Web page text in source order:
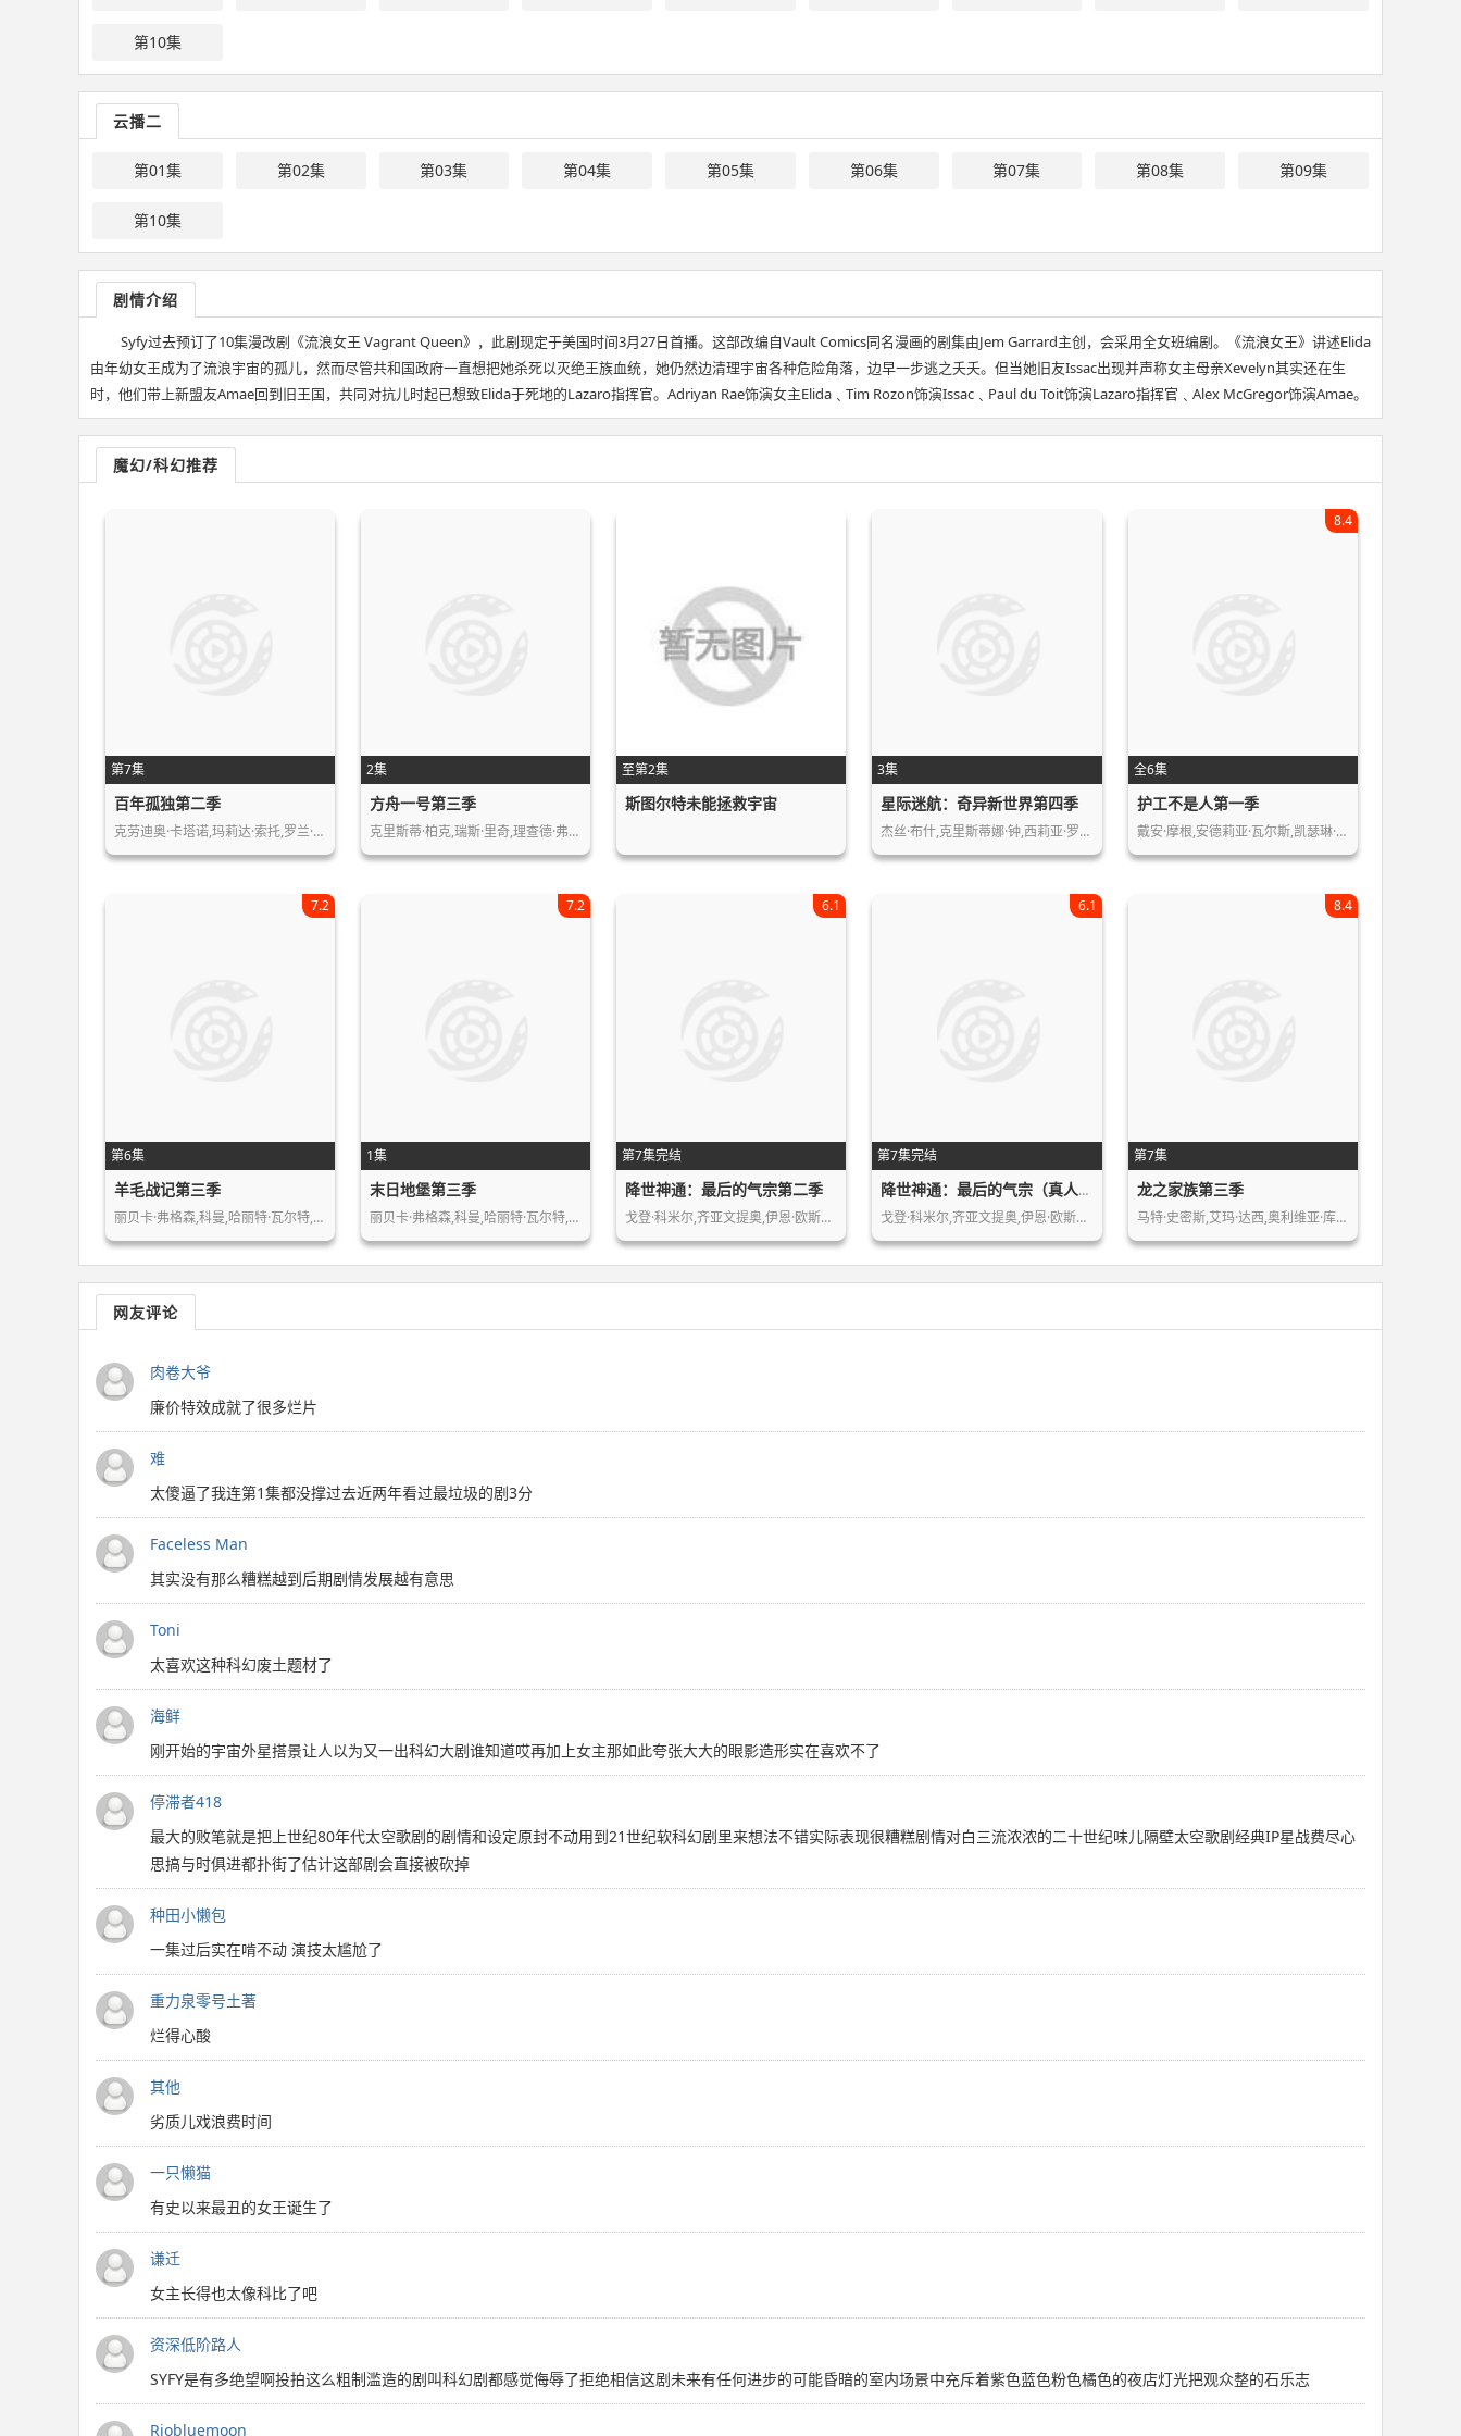
第10集
云播二
第01集 第02集 第03集 第04集 第05集 第06集 第07集 第08集 第09集
第10集
剧情介绍
Syfy过去预订了10集漫改剧《流浪女王 Vagrant Queen》，此剧现定于美国时间3月27日首播。这部改编自Vault Comics同名漫画的剧集由Jem Garrard主创，会采用全女班编剧。《流浪女王》讲述Elida
由年幼女王成为了流浪宇宙的孤儿，然而尽管共和国政府一直想把她杀死以灭绝王族血统，她仍然边清理宇宙各种危险角落，边早一步逃之夭夭。但当她旧友Issac出现并声称女主母亲Xevelyn其实还在生
时，他们带上新盟友Amae回到旧王国，共同对抗儿时起已想致Elida于死地的Lazaro指挥官。Adriyan Rae饰演女主Elida﹑Tim Rozon饰演Issac﹑Paul du Toit饰演Lazaro指挥官﹑Alex McGregor饰演Amae。
魔幻/科幻推荐
第7集
百年孤独第二季
克劳迪奥·卡塔诺,玛莉达·索托,罗兰·…
2集
方舟一号第三季
克里斯蒂·柏克,瑞斯·里奇,理查德·弗…
至第2集
斯图尔特未能拯救宇宙
3集
星际迷航：奇异新世界第四季
杰丝·布什,克里斯蒂娜·钟,西莉亚·罗…
全6集
8.4
护工不是人第一季
戴安·摩根,安德莉亚·瓦尔斯,凯瑟琳·…
第6集
7.2
羊毛战记第三季
丽贝卡·弗格森,科曼,哈丽特·瓦尔特,…
1集
7.2
末日地堡第三季
丽贝卡·弗格森,科曼,哈丽特·瓦尔特,…
第7集完结
6.1
降世神通：最后的气宗第二季
戈登·科米尔,齐亚文提奥,伊恩·欧斯利…
第7集完结
6.1
降世神通：最后的气宗（真人版）第二季
戈登·科米尔,齐亚文提奥,伊恩·欧斯利…
第7集
8.4
龙之家族第三季
马特·史密斯,艾玛·达西,奥利维亚·库…
网友评论
肉卷大爷
廉价特效成就了很多烂片
难
太傻逼了我连第1集都没撑过去近两年看过最垃圾的剧3分
Faceless Man
其实没有那么糟糕越到后期剧情发展越有意思
Toni
太喜欢这种科幻废土题材了
海鲜
刚开始的宇宙外星搭景让人以为又一出科幻大剧谁知道哎再加上女主那如此夸张大大的眼影造形实在喜欢不了
停滞者418
最大的败笔就是把上世纪80年代太空歌剧的剧情和设定原封不动用到21世纪软科幻剧里来想法不错实际表现很糟糕剧情对白三流浓浓的二十世纪味儿隔壁太空歌剧经典IP星战费尽心
思搞与时俱进都扑街了估计这部剧会直接被砍掉
种田小懒包
一集过后实在啃不动 演技太尴尬了
重力泉零号土著
烂得心酸
其他
劣质儿戏浪费时间
一只懒猫
有史以来最丑的女王诞生了
谦迁
女主长得也太像科比了吧
资深低阶路人
SYFY是有多绝望啊投拍这么粗制滥造的剧叫科幻剧都感觉侮辱了拒绝相信这剧未来有任何进步的可能昏暗的室内场景中充斥着紫色蓝色粉色橘色的夜店灯光把观众整的石乐志
Riobluemoon